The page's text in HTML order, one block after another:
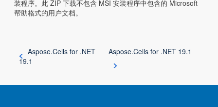
装程序。此 ZIP 下载不包含 MSI 安装程序中包含的 Microsoft
帮助格式的用户文档。
Aspose.Cells for .NET
19.1
Aspose.Cells for .NET 19.1